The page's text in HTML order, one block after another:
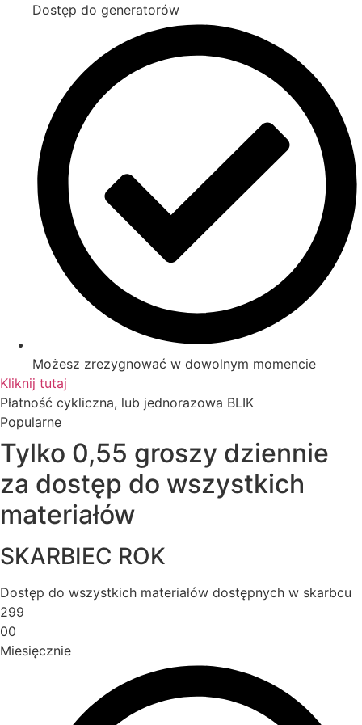
Dostęp do generatorów
Możesz zrezygnować w dowolnym momencie
Kliknij tutaj
Płatność cykliczna, lub jednorazowa BLIK
Popularne
Tylko 0,55 groszy dziennie
za dostęp do wszystkich
materiałów
SKARBIEC ROK
Dostęp do wszystkich materiałów dostępnych w skarbcu
299
00
Miesięcznie